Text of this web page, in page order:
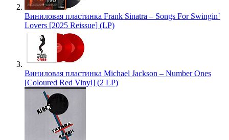
Виниловая пластинка Frank Sinatra – Songs For Swingin`
Lovers [2025 Reissue] (LP)
Виниловая пластинка Michael Jackson – Number Ones
[Coloured Red Vinyl] (2 LP)